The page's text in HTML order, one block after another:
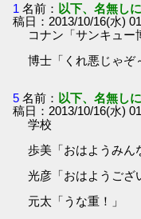
1 名前： 以下、名無し
稿日：2013/10/16(水)
コナン「サンキュー
博士「くれ悪じゃぞ
5 名前： 以下、名無し
稿日：2013/10/16(水)
学校
歩美「おはようみん
光彦「おはようござ
元太「うな重！」